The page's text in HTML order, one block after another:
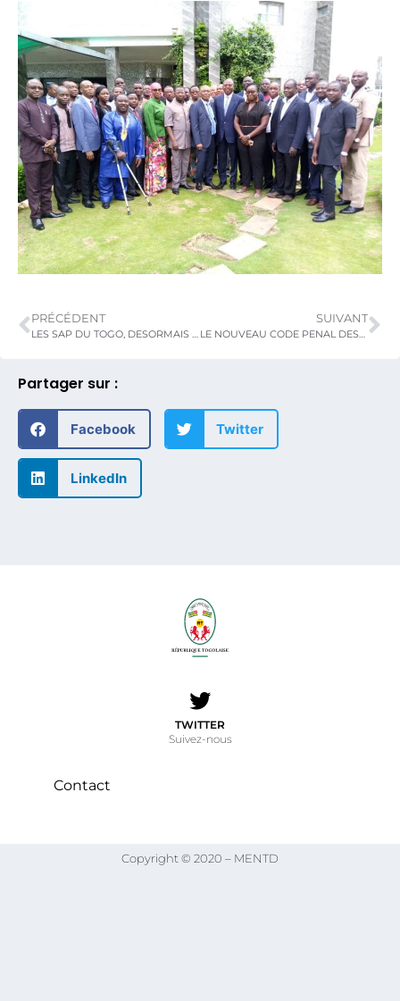
Partager sur :
Facebook Twitter
LinkedIn
PRÉCÉDENT
LES SAP DU TOGO, DESORMAIS INTEGRES AUX OPERATIONS DE MAINTIEN DE LA PAIX DES NATIONS UNIES.
SUIVANT
LE NOUVEAU CODE PENAL DESORMAIS FACILE D’UTILISATION
TWITTER
Suivez-nous
Contact
Copyright © 2020 – MENTD